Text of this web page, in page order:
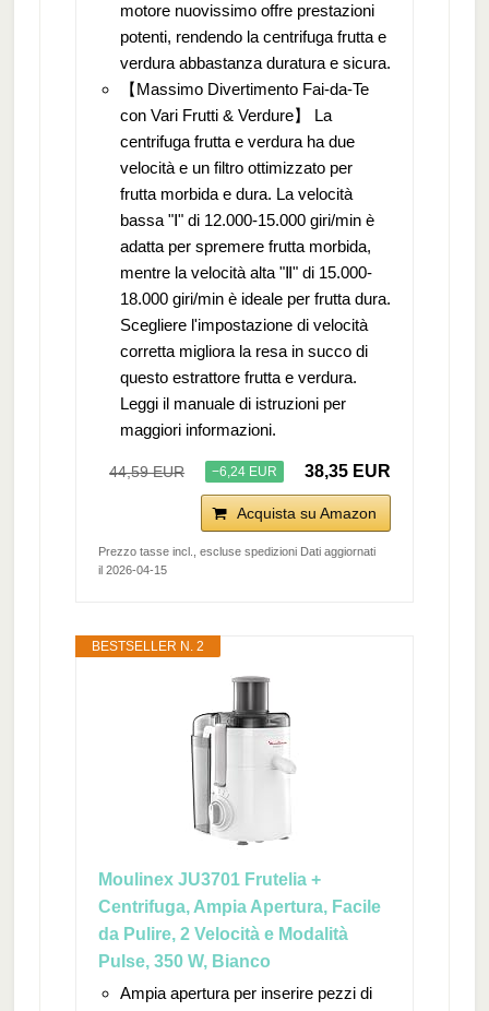
motore nuovissimo offre prestazioni
potenti, rendendo la centrifuga frutta e
verdura abbastanza duratura e sicura.
【Massimo Divertimento Fai-da-Te
con Vari Frutti & Verdure】 La
centrifuga frutta e verdura ha due
velocità e un filtro ottimizzato per
frutta morbida e dura. La velocità
bassa "Ⅰ" di 12.000-15.000 giri/min è
adatta per spremere frutta morbida,
mentre la velocità alta "Ⅱ" di 15.000-
18.000 giri/min è ideale per frutta dura.
Scegliere l'impostazione di velocità
corretta migliora la resa in succo di
questo estrattore frutta e verdura.
Leggi il manuale di istruzioni per
maggiori informazioni.
44,59 EUR −6,24 EUR 38,35 EUR
Acquista su Amazon
Prezzo tasse incl., escluse spedizioni Dati aggiornati
il 2026-04-15
BESTSELLER N. 2
Moulinex JU3701 Frutelia +
Centrifuga, Ampia Apertura, Facile
da Pulire, 2 Velocità e Modalità
Pulse, 350 W, Bianco
Ampia apertura per inserire pezzi di